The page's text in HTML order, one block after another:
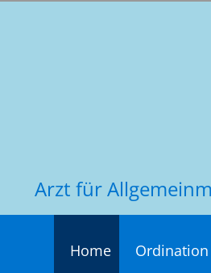
Arzt für
Home Ordination